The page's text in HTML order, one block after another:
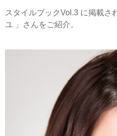
スタイルブックVol.3 に掲載さ
ユ 」さんをご紹介。